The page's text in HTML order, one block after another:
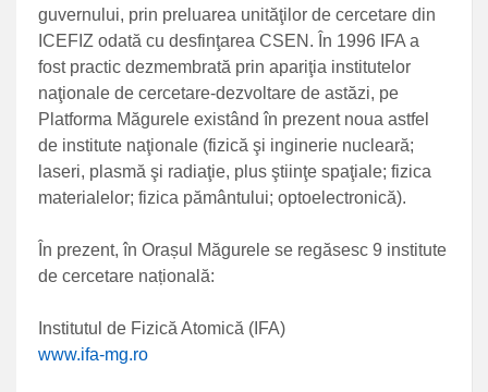
guvernului, prin preluarea unităţilor de cercetare din
ICEFIZ odată cu desfinţarea CSEN. În 1996 IFA a
fost practic dezmembrată prin apariţia institutelor
naţionale de cercetare-dezvoltare de astăzi, pe
Platforma Măgurele existând în prezent noua astfel
de institute naţionale (fizică şi inginerie nucleară;
laseri, plasmă şi radiaţie, plus ştiinţe spaţiale; fizica
materialelor; fizica pământului; optoelectronică).
În prezent, în Orașul Măgurele se regăsesc 9 institute
de cercetare națională:
Institutul de Fizică Atomică (IFA)
www.ifa-mg.ro